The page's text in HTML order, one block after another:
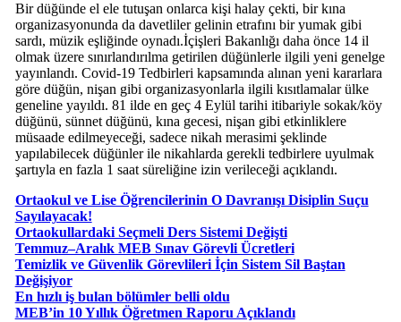
Bir düğünde el ele tutuşan onlarca kişi halay çekti, bir kına
organizasyonunda da davetliler gelinin etrafını bir yumak gibi
sardı, müzik eşliğinde oynadı.İçişleri Bakanlığı daha önce 14 il
olmak üzere sınırlandırılma getirilen düğünlerle ilgili yeni genelge
yayınlandı. Covid-19 Tedbirleri kapsamında alınan yeni kararlara
göre düğün, nişan gibi organizasyonlarla ilgili kısıtlamalar ülke
geneline yayıldı. 81 ilde en geç 4 Eylül tarihi itibariyle sokak/köy
düğünü, sünnet düğünü, kına gecesi, nişan gibi etkinliklere
müsaade edilmeyeceği, sadece nikah merasimi şeklinde
yapılabilecek düğünler ile nikahlarda gerekli tedbirlere uyulmak
şartıyla en fazla 1 saat süreliğine izin verileceği açıklandı.
Ortaokul ve Lise Öğrencilerinin O Davranışı Disiplin Suçu
Sayılayacak!
Ortaokullardaki Seçmeli Ders Sistemi Değişti
Temmuz–Aralık MEB Sınav Görevli Ücretleri
Temizlik ve Güvenlik Görevlileri İçin Sistem Sil Baştan
Değişiyor
En hızlı iş bulan bölümler belli oldu
MEB’in 10 Yıllık Öğretmen Raporu Açıklandı